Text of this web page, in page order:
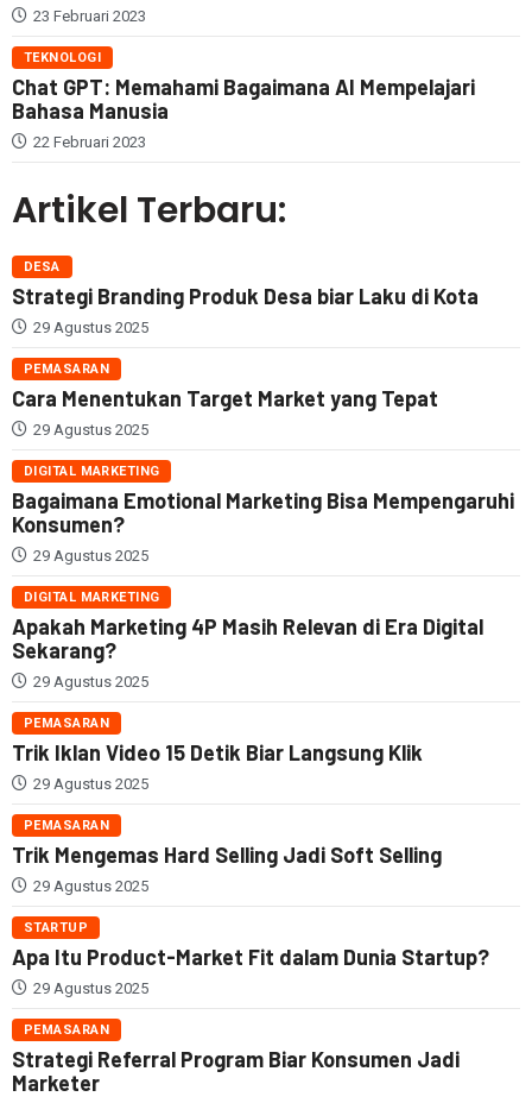
23 Februari 2023
TEKNOLOGI
Chat GPT: Memahami Bagaimana AI Mempelajari
Bahasa Manusia
22 Februari 2023
Artikel Terbaru:
DESA
Strategi Branding Produk Desa biar Laku di Kota
29 Agustus 2025
PEMASARAN
Cara Menentukan Target Market yang Tepat
29 Agustus 2025
DIGITAL MARKETING
Bagaimana Emotional Marketing Bisa Mempengaruhi
Konsumen?
29 Agustus 2025
DIGITAL MARKETING
Apakah Marketing 4P Masih Relevan di Era Digital
Sekarang?
29 Agustus 2025
PEMASARAN
Trik Iklan Video 15 Detik Biar Langsung Klik
29 Agustus 2025
PEMASARAN
Trik Mengemas Hard Selling Jadi Soft Selling
29 Agustus 2025
STARTUP
Apa Itu Product-Market Fit dalam Dunia Startup?
29 Agustus 2025
PEMASARAN
Strategi Referral Program Biar Konsumen Jadi
Marketer